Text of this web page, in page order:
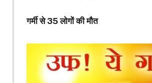
गर्मी से 35 लोगों की मौत